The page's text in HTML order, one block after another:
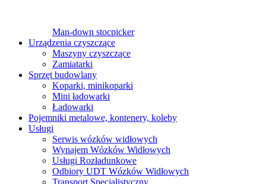
Man-down stocpicker
Urządzenia czyszczące
Maszyny czyszczące
Zamiatarki
Sprzęt budowlany
Koparki, minikoparki
Mini ładowarki
Ładowarki
Pojemniki metalowe, kontenery, koleby
Usługi
Serwis wózków widłowych
Wynajem Wózków Widłowych
Usługi Rozładunkowe
Odbiory UDT Wózków Widłowych
Transport Specjalistyczny